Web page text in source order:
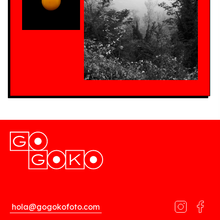
hola@gogokofoto.com